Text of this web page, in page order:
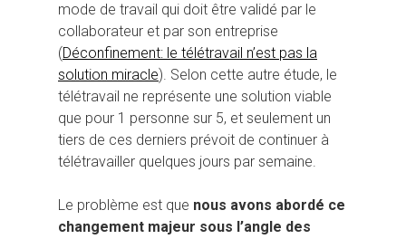
mode de travail qui doit être validé par le
collaborateur et par son entreprise
(Déconfinement: le télétravail n’est pas la
solution miracle). Selon cette autre étude, le
télétravail ne représente une solution viable
que pour 1 personne sur 5, et seulement un
tiers de ces derniers prévoit de continuer à
télétravailler quelques jours par semaine.
Le problème est que nous avons abordé ce
changement majeur sous l’angle des